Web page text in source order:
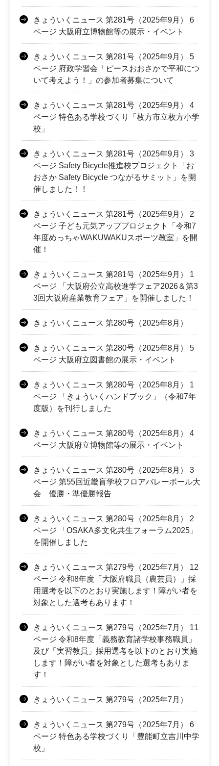
きょういくニュース 第281号（2025年9月） 6
ページ 大阪府立博物館等の展示・イベント
きょういくニュース 第281号（2025年9月） 5
ページ 府政学習会「ピースおおさかで平和につ
いて考えよう！」の参加者募集について
きょういくニュース 第281号（2025年9月） 4
ページ 特色ある学校づくり「枚方市立枚方小学
校」
きょういくニュース 第281号（2025年9月） 3
ページ Safety Bicycle推進校プロジェクト「お
おさか Safety Bicycle つながるサミット」を開
催しました！！
きょういくニュース 第281号（2025年9月） 2
ページ 子ども元気アッププロジェクト「令和7
年度めっちゃWAKUWAKUスポーツ教室」を開
催！
きょういくニュース 第281号（2025年9月） 1
ページ 「大阪府公立高校進学フェア2026＆第3
3回大阪府産業教育フェア」を開催しました！
きょういくニュース 第280号（2025年8月）
きょういくニュース 第280号（2025年8月） 5
ページ 大阪府立図書館の展示・イベント
きょういくニュース 第280号（2025年8月） 1
ページ 「きょういくハンドブック」（令和7年
度版）を刊行しました
きょういくニュース 第280号（2025年8月） 4
ページ 大阪府立博物館等の展示・イベント
きょういくニュース 第280号（2025年8月） 3
ページ 第55回近畿盲学校フロアバレーボール大
会 優勝・準優勝報告
きょういくニュース 第280号（2025年8月） 2
ページ 「OSAKA多文化共生フォーラム2025」
を開催しました
きょういくニュース 第279号（2025年7月） 12
ページ 令和8年度「大阪府職員（農芸員）」採
用選考を以下のとおり実施します！障がい者を
対象とした選考もあります！
きょういくニュース 第279号（2025年7月） 11
ページ 令和8年度「義務教育諸学校事務職員」
及び「実習教員」採用選考を以下のとおり実施
します！障がい者を対象とした選考もありま
す！
きょういくニュース 第279号（2025年7月）
きょういくニュース 第279号（2025年7月） 6
ページ 特色ある学校づくり「豊能町立吉川中学
校」